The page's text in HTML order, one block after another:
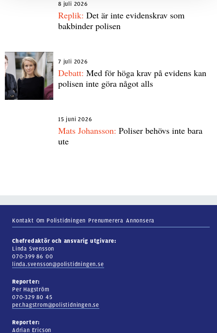
8 juli 2026
Replik: Det är inte evidenskrav som
bakbinder polisen
7 juli 2026
Debatt: Med för höga krav på evidens kan
polisen inte göra något alls
15 juni 2026
Mats Johansson: Poliser behövs inte bara
ute
Kontakt Om Polistidningen Prenumerera Annonsera
Chefredaktör och ansvarig utgivare:
Linda Svensson
070-399 86 00
linda.svensson@polistidningen.se
Reporter:
Per Hagström
070-329 80 45
per.hagstrom@polistidningen.se
Reporter:
Adrian Ericson